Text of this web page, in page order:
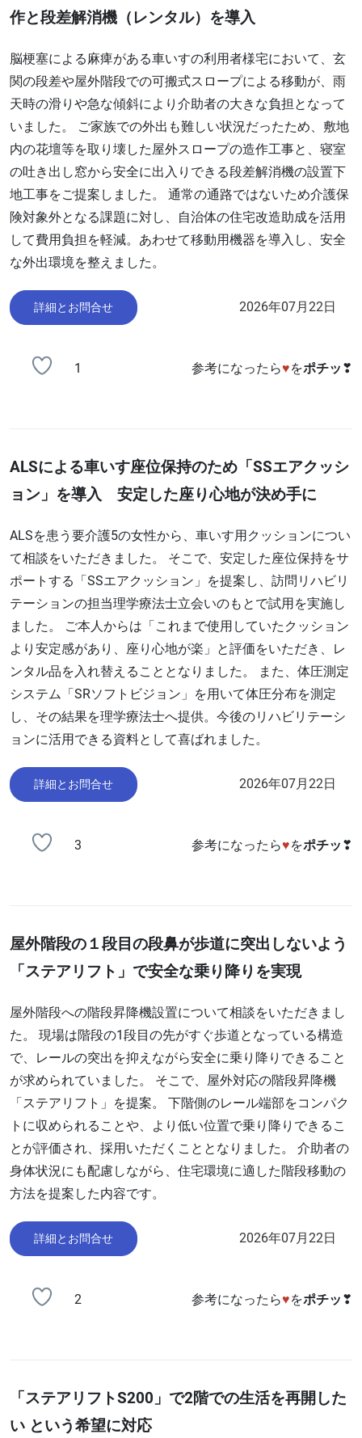
作と段差解消機（レンタル）を導入
脳梗塞による麻痺がある車いすの利用者様宅において、玄
関の段差や屋外階段での可搬式スロープによる移動が、雨
天時の滑りや急な傾斜により介助者の大きな負担となって
いました。 ご家族での外出も難しい状況だったため、敷地
内の花壇等を取り壊した屋外スロープの造作工事と、寝室
の吐き出し窓から安全に出入りできる段差解消機の設置下
地工事をご提案しました。 通常の通路ではないため介護保
険対象外となる課題に対し、自治体の住宅改造助成を活用
して費用負担を軽減。あわせて移動用機器を導入し、安全
な外出環境を整えました。
詳細とお問合せ 2026年07月22日
1 参考になったら♥をポチッ ❣
ALSによる車いす座位保持のため「SSエアクッシ
ョン」を導入 安定した座り心地が決め手に
ALSを患う要介護5の女性から、車いす用クッションについ
て相談をいただきました。 そこで、安定した座位保持をサ
ポートする「SSエアクッション」を提案し、訪問リハビリ
テーションの担当理学療法士立会いのもとで試用を実施し
ました。 ご本人からは「これまで使用していたクッション
より安定感があり、座り心地が楽」と評価をいただき、レ
ンタル品を入れ替えることとなりました。 また、体圧測定
システム「SRソフトビジョン」を用いて体圧分布を測定
し、その結果を理学療法士へ提供。今後のリハビリテーシ
ョンに活用できる資料として喜ばれました。
詳細とお問合せ 2026年07月22日
3 参考になったら♥をポチッ ❣
屋外階段の１段目の段鼻が歩道に突出しないよう
「ステアリフト」で安全な乗り降りを実現
屋外階段への階段昇降機設置について相談をいただきまし
た。 現場は階段の1段目の先がすぐ歩道となっている構造
で、レールの突出を抑えながら安全に乗り降りできること
が求められていました。 そこで、屋外対応の階段昇降機
「ステアリフト」を提案。 下階側のレール端部をコンパク
トに収められることや、より低い位置で乗り降りできるこ
とが評価され、採用いただくこととなりました。 介助者の
身体状況にも配慮しながら、住宅環境に適した階段移動の
方法を提案した内容です。
詳細とお問合せ 2026年07月22日
2 参考になったら♥をポチッ ❣
「ステアリフトS200」で2階での生活を再開した
い という希望に対応